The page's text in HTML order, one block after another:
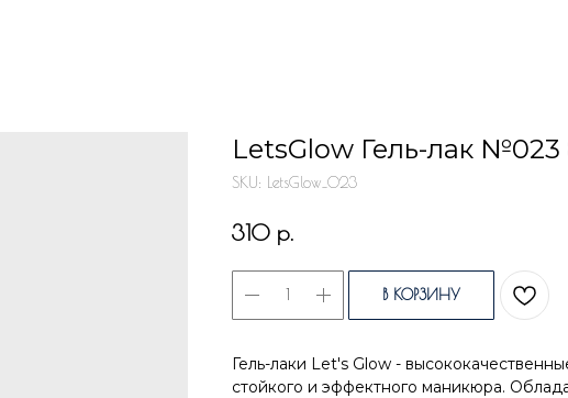
LetsGlow Гель-лак №023
SKU: LetsGlow_023
310 р.
В КОРЗИНУ
Гель-лаки Let's Glow -
стойкого и эффектного маникюра.